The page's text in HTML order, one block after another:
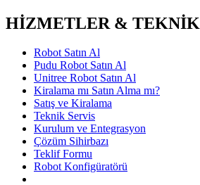
HİZMETLER & TEKNİK
Robot Satın Al
Pudu Robot Satın Al
Unitree Robot Satın Al
Kiralama mı Satın Alma mı?
Satış ve Kiralama
Teknik Servis
Kurulum ve Entegrasyon
Çözüm Sihirbazı
Teklif Formu
Robot Konfigüratörü